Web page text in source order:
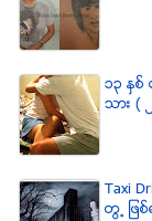
၁၃ ႏွစ္
သား (
Taxi
တြ႕ ျဖ